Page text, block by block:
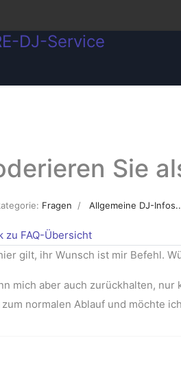
Sie
Fragen Allgemeine DJ-Infos..
zu FAQ-Übersicht
gilt, ihr Wunsch ist mir Befehl.
mich aber auch zurückhalten,
normalen Ablauf und möchte